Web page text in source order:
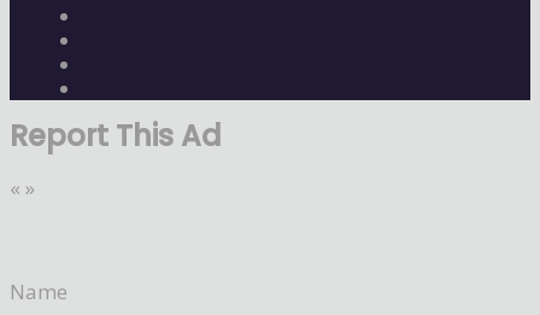
Report This Ad
« »
Name